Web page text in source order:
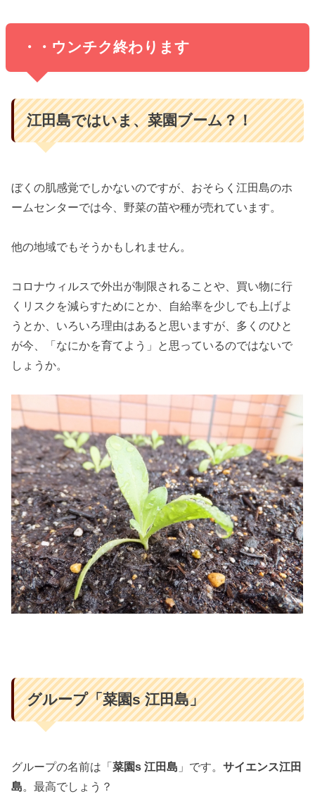
・・ウンチク終わります
江田島ではいま、菜園ブーム？！
ぼくの肌感覚でしかないのですが、おそらく江田島のホ
ームセンターでは今、野菜の苗や種が売れています。
他の地域でもそうかもしれません。
コロナウィルスで外出が制限されることや、買い物に行
くリスクを減らすためにとか、自給率を少しでも上げよ
うとか、いろいろ理由はあると思いますが、多くのひと
が今、「なにかを育てよう」と思っているのではないで
しょうか。
グループ「菜園s 江田島」
グループの名前は「菜園s 江田島 」です。サイエンス江田
島 。最高でしょう？